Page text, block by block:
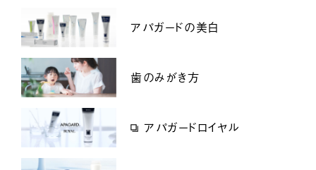
アパガードの美白
歯のみがき方
アパガードロイヤル